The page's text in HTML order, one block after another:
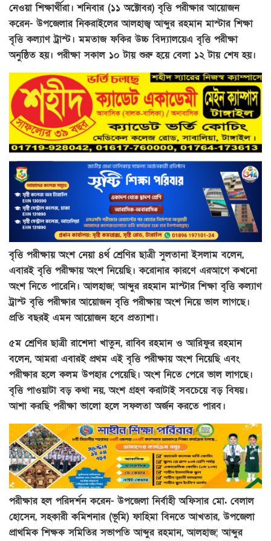
নেওয়া শিক্ষার্থীরা। শনিবার (১১ অক্টোবর) বৃত্তি পরীক্ষার আয়োজন
করেন- উপজেলার নিকরাইলের আলহাজ্ব আব্দুর রহমান মাস্টার শিক্ষা
বৃত্তি কল্যাণ ট্রাস্ট। মমতাজ ফকির উচ্চ বিদ্যালয়েএ বৃত্তি পরীক্ষা
অনুষ্ঠিত হয়। পরীক্ষা সকাল ১০ টায় শুরু হয়ে বেলা ১২ টায় শেষ হয়।
বৃত্তি পরীক্ষায় অংশ নেয়া ৪র্থ শ্রেণির ছাত্রী সুলতানা ইসলাম বলেন,
এবারই বৃত্তি পরীক্ষায় অংশ নিয়েছি। করোনার কারণে এরআগে কখনো
অংশ নিতে পারেনি। আলহাজ¦ আব্দুর রহমান মাস্টার শিক্ষা বৃত্তি কল্যাণ
ট্রাস্ট বৃত্তি পরীক্ষার আয়োজন বৃত্তি পরীক্ষায় অংশ নিয়ে ভাল লাগছে।
প্রতি বছরই এমন আয়োজন হবে প্রত্যাশা।
৫ম শ্রেণির ছাত্রী রাশেদা খাতুন, রাব্বি রহমান ও আরিফুর রহমান
বলেন, আমরা এবারই প্রথম এই বৃত্তি পরীক্ষায় অংশ নিয়েছি এবং
পরীক্ষার হলে কলম উপহার পেয়েছি। অংশ নিতে পেরে ভাল লাগছে।
বৃত্তি পাওয়াটা বড় কথা নয়, অংশ গ্রহণ করাটাই সবচেয়ে বড় বিষয়।
আশা করছি পরীক্ষা ভালো হলে সফলতা অর্জন করতে পারব।
পরীক্ষার হল পরিদর্শন করেন- উপজেলা নির্বাহী অফিসার মো. বেলাল
হোসেন, সহকারী কমিশনার (ভূমি) ফাহিমা বিনতে আখতার, উপজেলা
প্রাথমিক শিক্ষক সমিতির সভাপতি আব্দুর রহমান, আলহাজ¦ আব্দুর